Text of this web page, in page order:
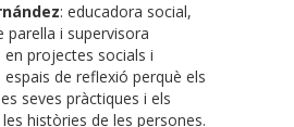
: educadora social,
i supervisora
projectes socials i
de reflexió perquè els
seves pràctiques i els
històries de les persones.